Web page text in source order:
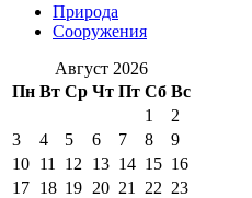
Природа
Сооружения
Август 2026
Пн Вт Ср Чт Пт Сб Вс
1
2
3
4 5 6 7 8
9
10 11 12 13 14 15 16
17 18 19 20 21 22 23